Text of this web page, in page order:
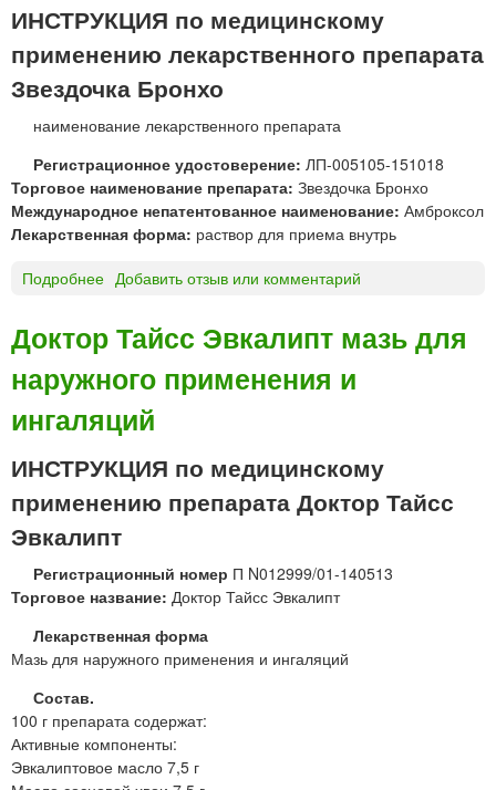
ИНСТРУКЦИЯ по медицинскому
применению лекарственного препарата
Звездочка Бронхо
наименование лекарственного препарата
Регистрационное удостоверение: ЛП-005105-151018
Торговое наименование препарата: Звездочка Бронхо
Международное непатентованное наименование: Амброксол
Лекарственная форма: раствор для приема внутрь
Подробнее
е
з
д
о
к
Б
р
н
х
а
т
в
о
Добавить отзыв или комментарий
Доктор Тайсс Эвкалипт мазь для
наружного применения и
ингаляций
ИНСТРУКЦИЯ по медицинскому
применению препарата Доктор Тайсс
Эвкалипт
Регистрационный номер П N012999/01-140513
Торговое название: Доктор Тайсс Эвкалипт
Лекарственная форма
Мазь для наружного применения и ингаляций
Состав.
100 г препарата содержат:
Активные компоненты:
Эвкалиптовое масло 7,5 г